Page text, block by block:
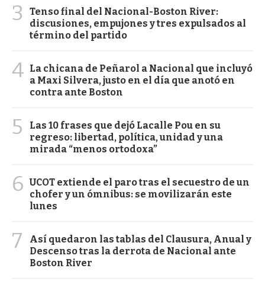
3
Tenso final del Nacional-Boston River:
discusiones, empujones y tres expulsados al
término del partido
4 La chicana de Peñarol a Nacional que incluyó
a Maxi Silvera, justo en el día que anotó en
contra ante Boston
5
Las 10 frases que dejó Lacalle Pou en su
regreso: libertad, política, unidad y una
mirada “menos ortodoxa”
6 UCOT extiende el paro tras el secuestro de un
chofer y un ómnibus: se movilizarán este
lunes
7
Así quedaron las tablas del Clausura, Anual y
Descenso tras la derrota de Nacional ante
Boston River